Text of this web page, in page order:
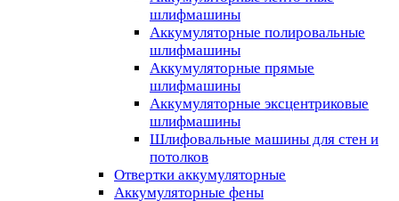
шлифмашины
Аккумуляторные полировальные
шлифмашины
Аккумуляторные прямые
шлифмашины
Аккумуляторные эксцентриковые
шлифмашины
Шлифовальные машины для стен и
потолков
Отвертки аккумуляторные
Аккумуляторные фены